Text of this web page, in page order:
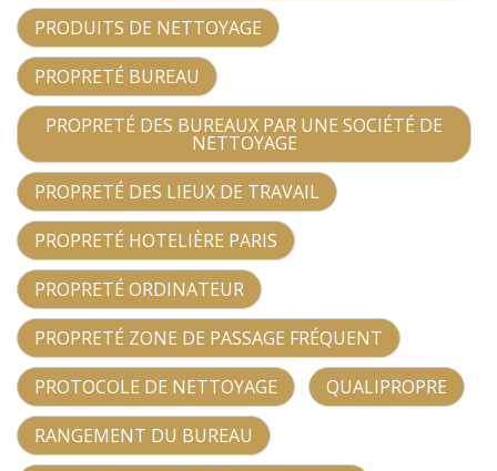
PRODUITS DE NETTOYAGE
PROPRETÉ BUREAU
PROPRETÉ DES BUREAUX PAR UNE SOCIÉTÉ DE
NETTOYAGE
PROPRETÉ DES LIEUX DE TRAVAIL
PROPRETÉ HOTELIÈRE PARIS
PROPRETÉ ORDINATEUR
PROPRETÉ ZONE DE PASSAGE FRÉQUENT
PROTOCOLE DE NETTOYAGE
QUALIPROPRE
RANGEMENT DU BUREAU